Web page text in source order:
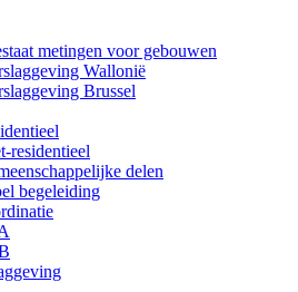
metingen voor gebouwen​
Wallonië
Brussel
residentieel
delen
begeleiding